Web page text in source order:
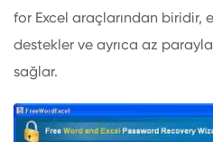
for Excel araçlarından biridir,
destekler ve ayrıca az parayla
sağlar.